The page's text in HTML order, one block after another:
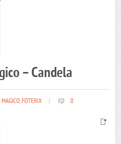
– Candela
MAGICO,FOTERIX 0